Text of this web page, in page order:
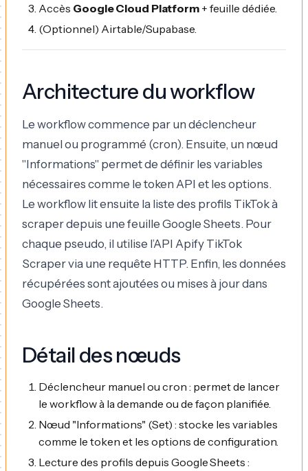
Accès Google Cloud Platform + feuille dédiée.
(Optionnel) Airtable/Supabase.
Architecture du workflow
Le workflow commence par un déclencheur
manuel ou programmé (cron). Ensuite, un nœud
"Informations" permet de définir les variables
nécessaires comme le token API et les options.
Le workflow lit ensuite la liste des profils TikTok à
scraper depuis une feuille Google Sheets. Pour
chaque pseudo, il utilise l’API Apify TikTok
Scraper via une requête HTTP. Enfin, les données
récupérées sont ajoutées ou mises à jour dans
Google Sheets.
Détail des nœuds
Déclencheur manuel ou cron : permet de lancer
le workflow à la demande ou de façon planifiée.
Nœud "Informations" (Set) : stocke les variables
comme le token et les options de configuration.
Lecture des profils depuis Google Sheets :